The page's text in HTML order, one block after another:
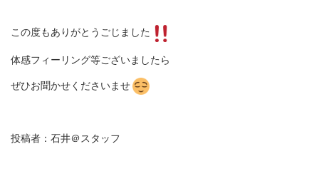
この度もありがとうごじました
体感フィーリング等ございましたら
ぜひお聞かせくださいませ
投稿者：石井＠スタッフ